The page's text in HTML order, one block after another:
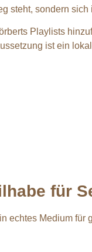
steht, sondern
Playlists
ist ein
für
echtes Medium für